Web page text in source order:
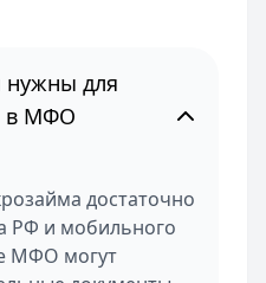
нужны для
в МФО
достаточно
РФ и мобильного
МФО могут